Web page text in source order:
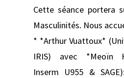
Cette séance portera
Masculinités. Nous
* *Arthur Vuattoux*
IRIS) avec *Meoïn
Inserm U955 &